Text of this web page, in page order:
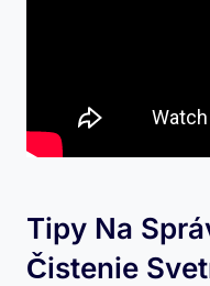
Tipy​ Na
Čistenie